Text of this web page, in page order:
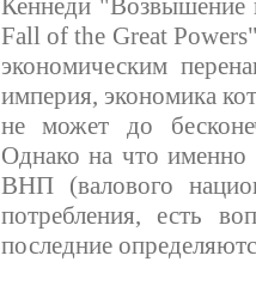
Кеннеди "Возвышение
Fall of the Great
экономическим
империя, экономика
не может до
Однако на что
ВНП (валового
потребления, есть
последние